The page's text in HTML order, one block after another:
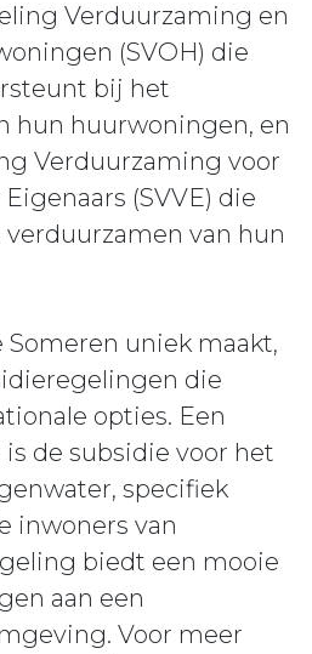
Verduurzaming en
(SVOH) die
bij het
hun huurwoningen, en
Verduurzaming voor
(SVVE) die
van hun
uniek maakt,
die
opties. Een
de subsidie voor het
specifiek
inwoners van
biedt een mooie
aan een
Voor meer